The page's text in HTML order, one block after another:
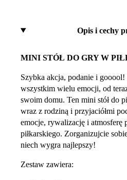
Opis i cechy
MINI STÓŁ DO GRY W
Szybka akcja, podanie i gooool!
wszystkim wielu emocji, od
swoim domu. Ten mini stół do
wraz z rodziną i przyjaciółmi
emocje, rywalizację i atmosferę
piłkarskiego. Zorganizujcie
niech wygra najlepszy!
Zestaw zawiera: